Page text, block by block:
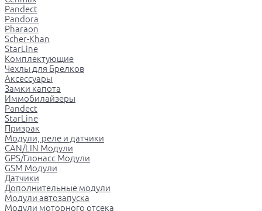
Pandect
Pandora
Pharaon
Scher-Khan
StarLine
Комплектующие
Чехлы для Брелков
Аксессуары
Замки капота
Иммобилайзеры
Pandect
StarLine
Призрак
Модули, реле и датчики
CAN/LIN Модули
GPS/Глонасс Модули
GSM Модули
Датчики
Дополнительные модули
Модули автозапуска
Модули моторного отсека